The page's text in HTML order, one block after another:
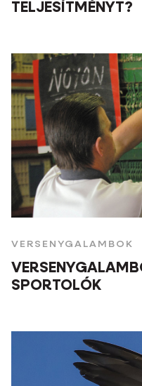
TELJESÍTMÉNYT?
VERSENYGALAMBOK
SPORTOLÓK